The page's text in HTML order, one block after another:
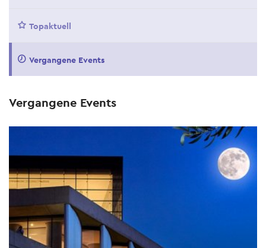
Topaktuell
Vergangene Events
Vergangene Events